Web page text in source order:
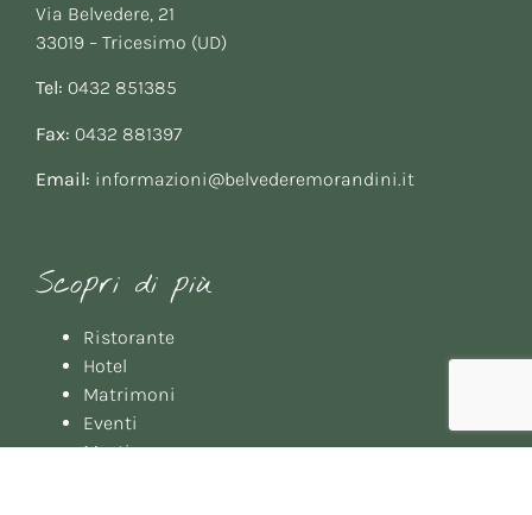
Via Belvedere, 21
33019 – Tricesimo (UD)
Tel: 0432 851385
Fax: 0432 881397
Email: informazioni@belvederemorandini.it
Scopri di più
Ristorante
Hotel
Matrimoni
Eventi
Meeting